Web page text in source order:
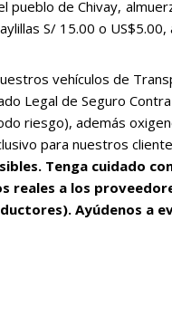
pueblo de Chivay,
S/ 15.00 o
vehículos de
Legal de Seguro
riesgo), además
para nuestros
Tenga cuidado
reales a los
Ayúdenos a